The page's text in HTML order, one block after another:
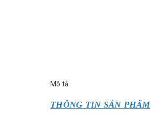
Mô tả
THÔNG TIN SẢN PHẨM